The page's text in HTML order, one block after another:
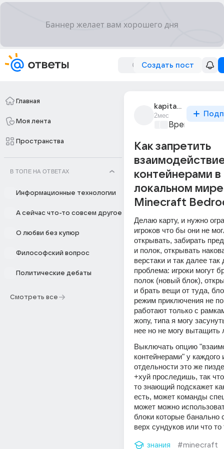
Создать пост
Главная
Моя лента
Пространства
В ТОПЕ НА ОТВЕТАХ
Информационные технологии
А сейчас что-то совсем другое
О любви без купюр
Философский вопрос
Политические дебаты
Смотреть все
kapitan_noriega
2мес
Время игр
Как запретить
контейнерами в
локальном
Minecraft
Делаю карту, и нужно
игроков что бы они не
открывать, забирать
и полок, открывать
верстаки и так далее так
проблема: игроки могут
полок (новый блок),
и брать вещи от туда,
режим приключения не
работают только с
жопу, типа я могу
нее но не могу вытащить
Выключать опцию
контейнерами" у каждого
отдельности это же
+хуй проследишь, так
то знающий подскажет
есть, может команды
может можно
блоки которые банально
верх сундуков или что то
знания #minecraft